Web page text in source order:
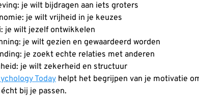
je wilt bijdragen aan iets groters
je wilt vrijheid in je keuzes
je wilt jezelf ontwikkelen
je wilt gezien en gewaardeerd worden
je zoekt echte relaties met anderen
je wilt zekerheid en structuur
Today helpt het begrijpen van je motivatie
bij je passen.